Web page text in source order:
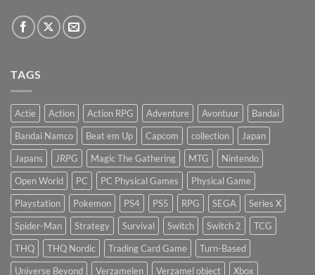
TAGS
Actie Action Action RPG Adventure Avontuur
Bandai
Bandai Namco
Beat em Up Capcom collection
Japan
Japans
JRPG Magic The Gathering MTG
Nintendo
Open World
PC PC Physical Games
Physical Game
Playstation
Pokemon PS4 PS5 RPG SEGA
Series X
Spider-Man
Strategy Survival Switch Switch 2
TCG
THQ
THQ Nordic Trading Card Game
Turn-Based
Universe Beyond
Verzamelen Verzamel object Xbox